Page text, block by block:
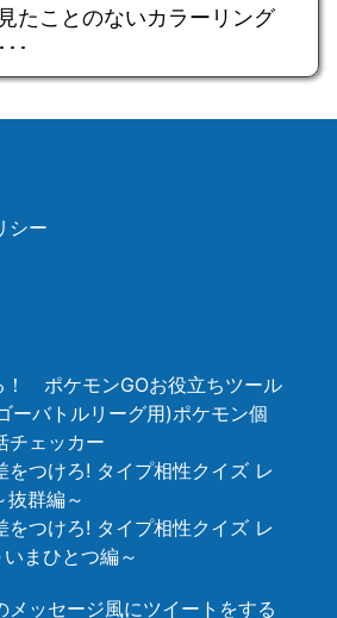
たことのないカラーリング
･
シー
！ ポケモンGOお役立ちツール
ーバトルリーグ用)ポケモン個
チェッカー
をつけろ! タイプ相性クイズ レ
抜群編～
をつけろ! タイプ相性クイズ レ
まひとつ編～
メッセージ風にツイートをする